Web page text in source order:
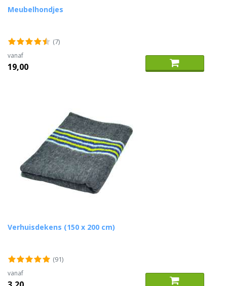
Meubelhondjes
(7)
vanaf
19,00
Verhuisdekens (150 x 200 cm)
(91)
vanaf